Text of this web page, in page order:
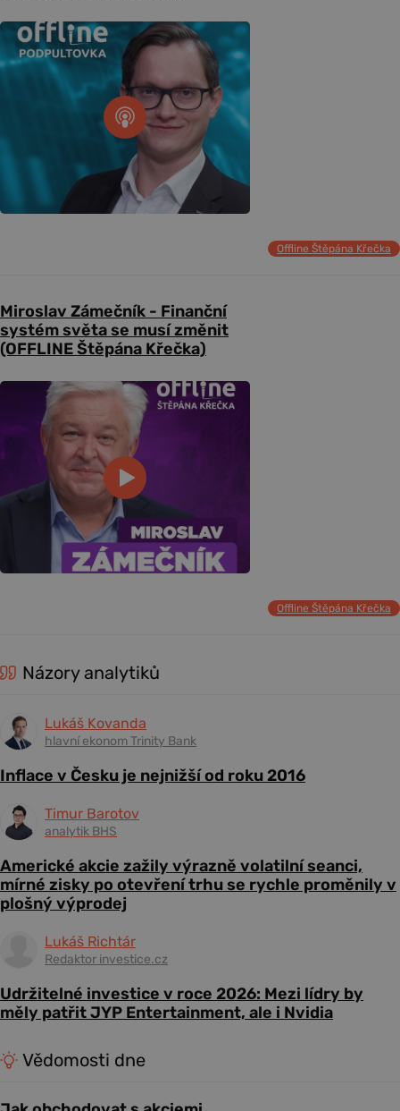
Offline Štěpána Křečka
Miroslav Zámečník - Finanční
systém světa se musí změnit
(OFFLINE Štěpána Křečka)
Offline Štěpána Křečka
Názory analytiků
Lukáš Kovanda
hlavní ekonom Trinity Bank
Inflace v Česku je nejnižší od roku 2016
Timur Barotov
analytik BHS
Americké akcie zažily výrazně volatilní seanci,
mírné zisky po otevření trhu se rychle proměnily v
plošný výprodej
Lukáš Richtár
Redaktor investice.cz
Udržitelné investice v roce 2026: Mezi lídry by
měly patřit JYP Entertainment, ale i Nvidia
Vědomosti dne